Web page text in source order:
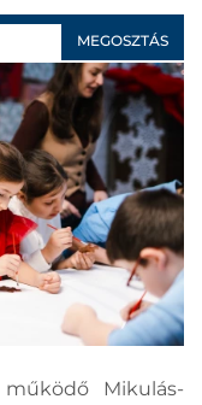
MEGOSZTÁS
Mikulás-